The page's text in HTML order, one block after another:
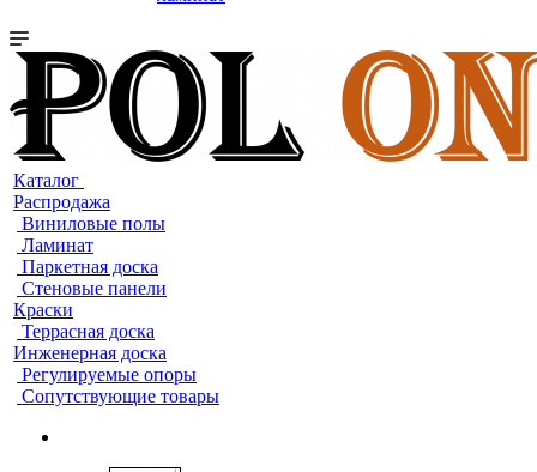
Каталог
Распродажа
Виниловые полы
Ламинат
Паркетная доска
Стеновые панели
Краски
Террасная доска
Инженерная доска
Регулируемые опоры
Сопутствующие товары